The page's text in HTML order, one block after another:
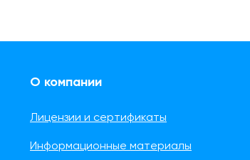
О компании
Лицензии и сертификаты
Информационные материалы